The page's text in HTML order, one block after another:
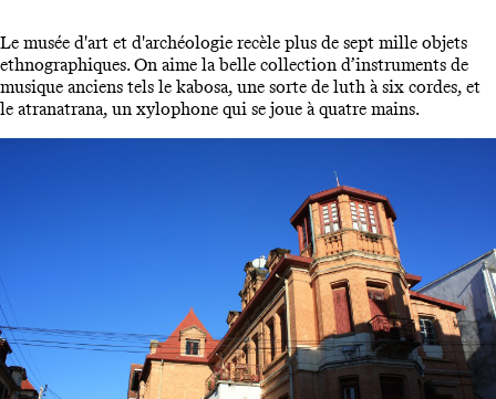
Le musée d'art et d'archéologie recèle plus de sept mille objets
ethnographiques. On aime la belle collection d’instruments de
musique anciens tels le kabosa, une sorte de luth à six cordes, et
le atranatrana, un xylophone qui se joue à quatre mains.